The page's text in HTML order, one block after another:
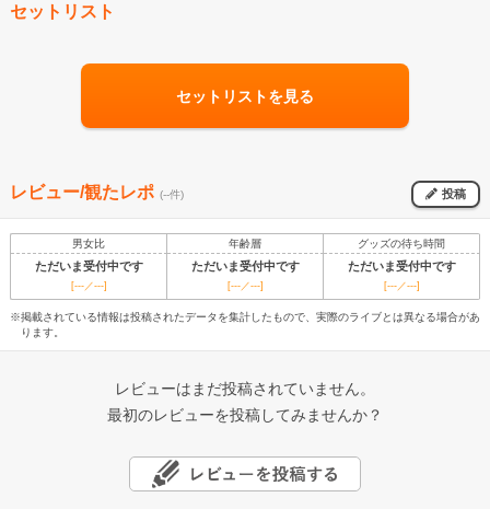
セットリスト
セットリストを見る
レビュー/観たレポ (--件) 投稿
男女比 年齢層 グッズの待ち時間
ただいま受付中です ただいま受付中です ただいま受付中です
[---／---] [---／---] [---／---]
※掲載されている情報は投稿されたデータを集計したもので、実際のライブとは異なる場合があ
ります。
レビューはまだ投稿されていません。
最初のレビューを投稿してみませんか？